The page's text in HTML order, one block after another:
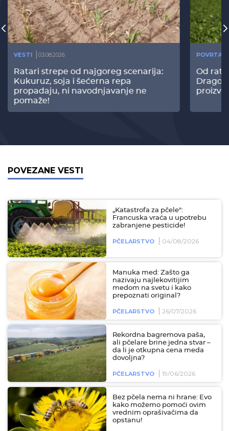
VESTI 03.08.2026
Ratari strepe od najgoreg scenarija:
Kukuruz, soja i šećerna repa
propadaju, ni navodnjavanje ne
pomaže!
Od
POVEZANE VESTI
„Katastrofa za pčele":
Francuska vraća u upotrebu
zabranjene pesticide!
PČELARSTVO 04/08/2026
Manuka med: Zašto ga
nazivaju najlekovitijim
medom na svetu i kako
prepoznati original?
PČELARSTVO 26/07/2026
Rekordna bagremova paša,
ali pčelare brine jedna stvar –
da li je otkupna cena meda
dovoljna?
PČELARSTVO 19/06/2026
Bez pčela nema ni hrane: Evo
kako možemo pomoći ovim
vrednim oprašivačima da
opstanu!